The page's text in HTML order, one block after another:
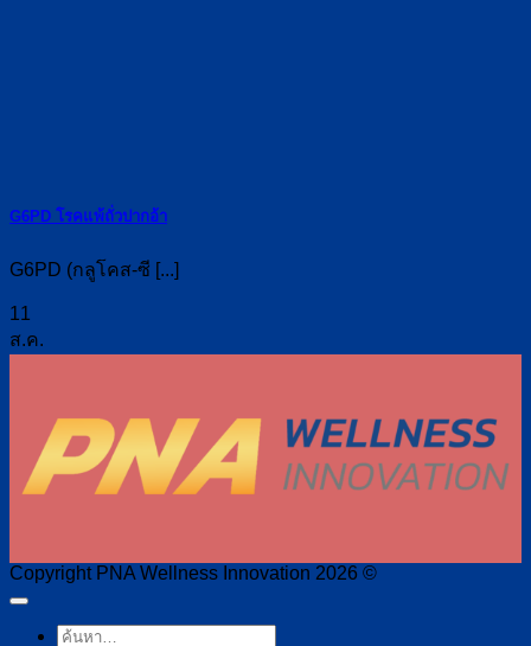
G6PD โรคแพ้ถั่วปากอ้า
G6PD (กลูโคส-ซี [...]
11
ส.ค.
Copyright PNA Wellness Innovation 2026 ©